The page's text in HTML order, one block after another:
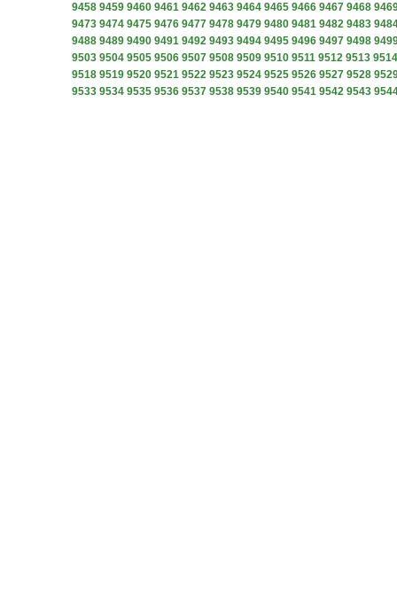
9458 9459 9460 9461 9462 9463 9464 9465 9466 9467 9468
9473 9474 9475 9476 9477 9478 9479 9480 9481 9482 9483
9488 9489 9490 9491 9492 9493 9494 9495 9496 9497 9498
9503 9504 9505 9506 9507 9508 9509 9510 9511 9512 9513 9514
9518 9519 9520 9521 9522 9523 9524 9525 9526 9527 9528
9533 9534 9535 9536 9537 9538 9539 9540 9541 9542 9543